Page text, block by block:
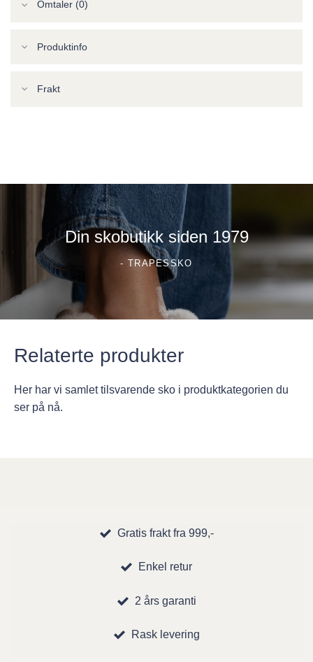
Omtaler (0)
Produktinfo
Frakt
Din skobutikk siden 1979
- TRAPESSKO
Relaterte produkter
Her har vi samlet tilsvarende sko i produktkategorien du
ser på nå.
Gratis frakt fra 999,-
Enkel retur
2 års garanti
Rask levering